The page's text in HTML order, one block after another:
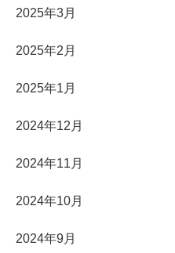
2025年3月
2025年2月
2025年1月
2024年12月
2024年11月
2024年10月
2024年9月